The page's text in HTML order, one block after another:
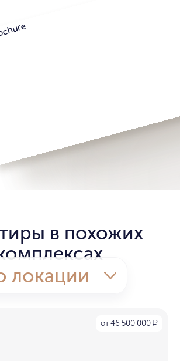
в похожих
локации
от 46 500 000 ₽